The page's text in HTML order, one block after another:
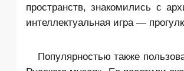
пространств, знакомились с
интеллектуальная игра —
Популярностью также